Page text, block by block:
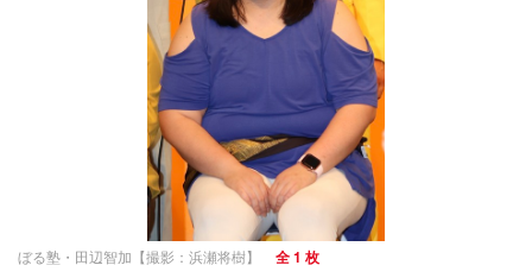
ぼる塾・田辺智加【撮影：浜瀬将樹】 全 1 枚